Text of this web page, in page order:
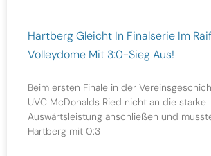
Hartberg Gleicht In Finalserie Im
Volleydome Mit 3:0-Sieg Aus!
Beim ersten Finale in der
UVC McDonalds Ried nicht an die starke
Auswärtsleistung anschließen und
Hartberg mit 0:3